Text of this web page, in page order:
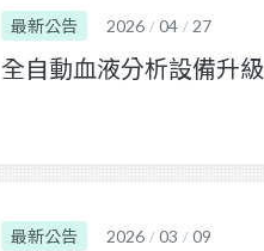
最新公告 2026 / 04 / 27
全自動血液分析設備升級
最新公告 2026 / 03 / 09